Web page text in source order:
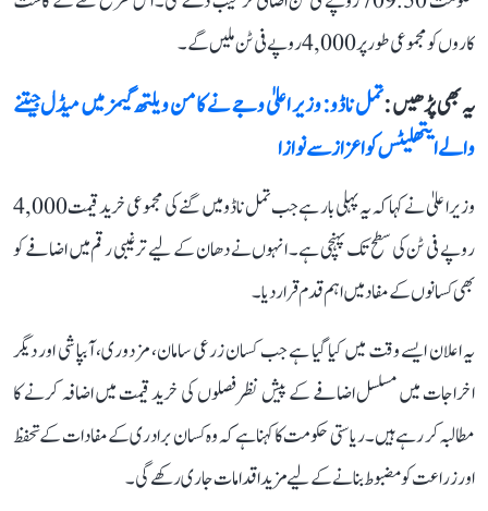
کاروں کو مجموعی طور پر 4,000 روپے فی ٹن ملیں گے۔
یہ بھی پڑھیں :تمل ناڈو: وزیر اعلیٰ وجے نے کامن ویلتھ گیمز میں میڈل جیتنے
والے ایتھلیٹس کو اعزاز سے نوازا
وزیر اعلیٰ نے کہا کہ یہ پہلی بار ہے جب تمل ناڈو میں گنے کی مجموعی خرید قیمت 4,000
روپے فی ٹن کی سطح تک پہنچی ہے۔ انہوں نے دھان کے لیے ترغیبی رقم میں اضافے کو
بھی کسانوں کے مفاد میں اہم قدم قرار دیا۔
یہ اعلان ایسے وقت میں کیا گیا ہے جب کسان زرعی سامان، مزدوری، آبپاشی اور دیگر
اخراجات میں مسلسل اضافے کے پیش نظر فصلوں کی خرید قیمت میں اضافہ کرنے کا
مطالبہ کر رہے ہیں۔ ریاستی حکومت کا کہنا ہے کہ وہ کسان برادری کے مفادات کے تحفظ
اور زراعت کو مضبوط بنانے کے لیے مزید اقدامات جاری رکھے گی۔